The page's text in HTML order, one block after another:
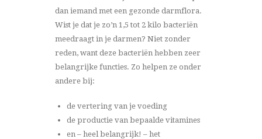
dan iemand met een gezonde darmflora.
Wist je dat je zo’n 1,5 tot 2 kilo bacteriën
meedraagt in je darmen? Niet zonder
reden, want deze bacteriën hebben zeer
belangrijke functies. Zo helpen ze onder
andere bij:
de vertering van je voeding
de productie van bepaalde vitamines
en – heel belangrijk! – het